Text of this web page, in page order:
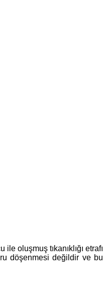
oluşmuş tıkanıklığı etrafı
döşenmesi değildir ve bu